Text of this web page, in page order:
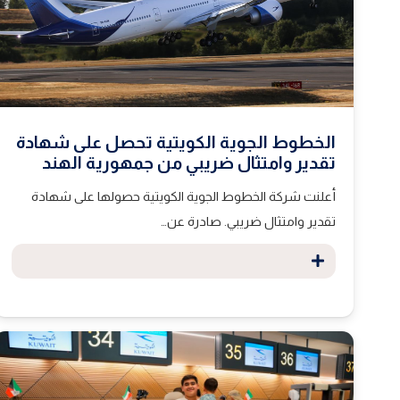
الخطوط الجوية الكويتية تحصل على شهادة
تقدير وامتثال ضريبي من جمهورية الهند
أعلنت شركة الخطوط الجوية الكويتية حصولها على شهادة
تقدير وامتثال ضريبي. صادرة عن…